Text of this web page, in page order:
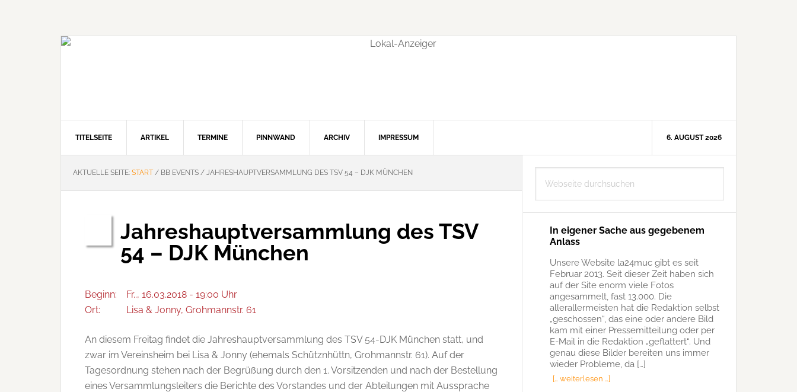
TITELSEITE ARTIKEL TERMINE PINNWAND ARCHIV IMPRESSUM 6. AUGUST 2026
AKTUELLE SEITE: START / BB EVENTS / JAHRESHAUPTVERSAMMLUNG DES TSV 54 – DJK MÜNCHEN
Jahreshauptversammlung des TSV
54 – DJK München
Beginn:
Fr.., 16.03.2018 - 19:00 Uhr
Ort:
Lisa & Jonny, Grohmannstr. 61
An diesem Freitag findet die Jahreshauptversammlung des TSV 54-DJK München statt, und
zwar im Vereinsheim bei Lisa & Jonny (ehemals Schütznhüttn, Grohmannstr. 61). Auf der
Tagesordnung stehen nach der Begrüßung durch den 1. Vorsitzenden und nach der Bestellung
eines Versammlungsleiters die Berichte des Vorstandes und der Abteilungen mit Aussprache
Seitenspalte
durchsuchen
In eigener Sache aus gegebenem
Anlass
Unsere Website la24muc gibt es seit
Februar 2013. Seit dieser Zeit haben sich
auf der Site enorm viele Fotos
angesammelt, fast 13.000. Die
allerallermeisten hat die Redaktion selbst
„geschossen“, das eine oder andere Bild
kam mit einer Pressemitteilung oder per
E-Mail in die Redaktion „geflattert“. Und
genau diese Bilder bereiten uns immer
wieder Probleme, da […]
[… weiterlesen …]